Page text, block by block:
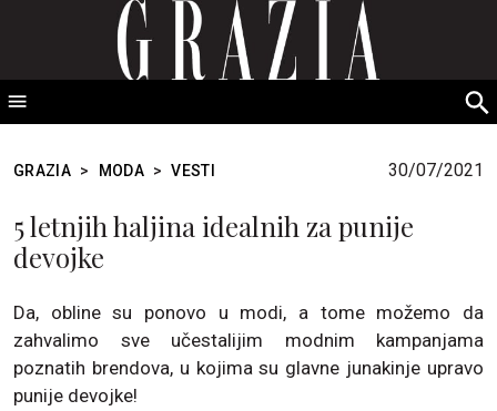
GRAZIA Srbija
GRAZIA > MODA > VESTI 30/07/2021
5 letnjih haljina idealnih za punije
devojke
Da, obline su ponovo u modi, a tome možemo da
zahvalimo sve učestalijim modnim kampanjama
poznatih brendova, u kojima su glavne junakinje upravo
punije devojke!